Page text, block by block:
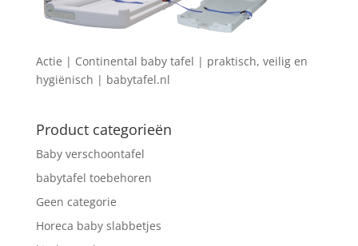
Actie | Continental baby tafel | praktisch, veilig en
hygiënisch | babytafel.nl
Product categorieën
Baby verschoontafel
babytafel toebehoren
Geen categorie
Horeca baby slabbetjes